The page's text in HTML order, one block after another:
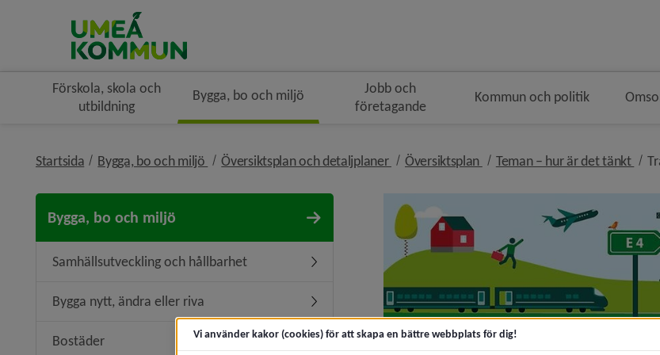
Förskola, skola och
utbildning
Bygga, bo och miljö
Jobb och
företagande
Kommun och politik
Startsida Bygga, bo och miljö nivå i brödsmulenavigeringen
Översiktsplan och detaljplaner nivå i brödsmulenavigeringen
Översiktsplan nivå i brödsmulenavigeringen
Teman – hur är det tänkt
Bygga, bo och miljö
Samhällsutveckling och hållbarhet Undermeny för Samhällsutveckling och hållbarhet
Bygga nytt, ändra eller riva Undermeny för Bygga nytt, ändra eller riva
Bostäder Vi använder kakor (cookies) för att skapa en bättre webbplats för dig!